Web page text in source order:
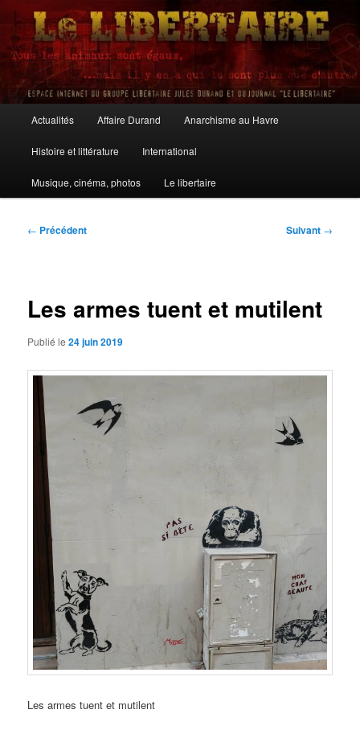
Aller
contenu
principalLe Libertaire
principal
Actualités Affaire Durand Anarchisme au Havre
Histoire et littérature International
Musique, cinéma, photos Le libertaire
Navigation
← Précédent Suivant →
Les armes tuent et mutilent
Publié le24 juin 2019
Les armes tuent et mutilent